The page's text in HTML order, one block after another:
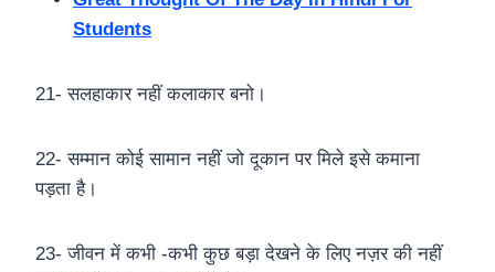
Students
21- सलहाकार नहीं कलाकार बनो।
22- सम्मान कोई सामान नहीं जो दूकान पर मिले इसे कमाना
पड़ता है।
23- जीवन में कभी -कभी कुछ बड़ा देखने के लिए नज़र की नहीं